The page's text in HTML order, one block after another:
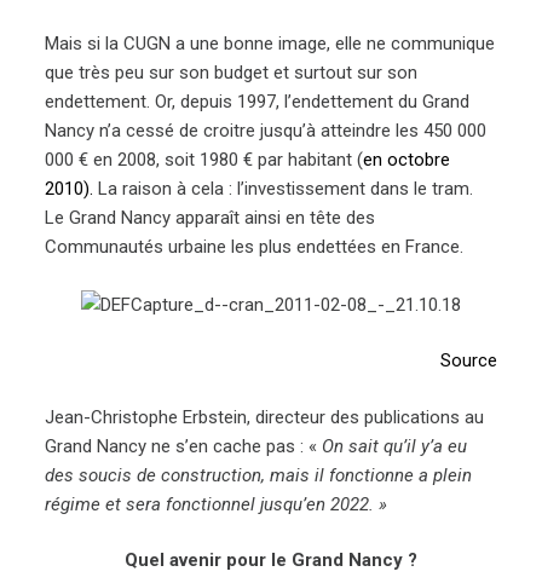
Mais si la CUGN a une bonne image, elle ne communique
que très peu sur son budget et surtout sur son
endettement. Or, depuis 1997, l’endettement du Grand
Nancy n’a cessé de croitre jusqu’à atteindre les 450 000
000 € en 2008, soit 1980 € par habitant (en octobre
2010). La raison à cela : l’investissement dans le tram.
Le Grand Nancy apparaît ainsi en tête des
Communautés urbaine les plus endettées en France.
Source
Jean-Christophe Erbstein, directeur des publications au
Grand Nancy ne s’en cache pas : « On sait qu’il y’a eu
des soucis de construction, mais il fonctionne a plein
régime et sera fonctionnel jusqu’en 2022. »
Quel avenir pour le Grand Nancy ?